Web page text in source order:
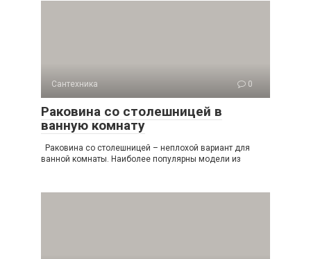
Сантехника 0
Раковина со столешницей в
ванную комнату
Раковина со столешницей – неплохой вариант для
ванной комнаты. Наиболее популярны модели из